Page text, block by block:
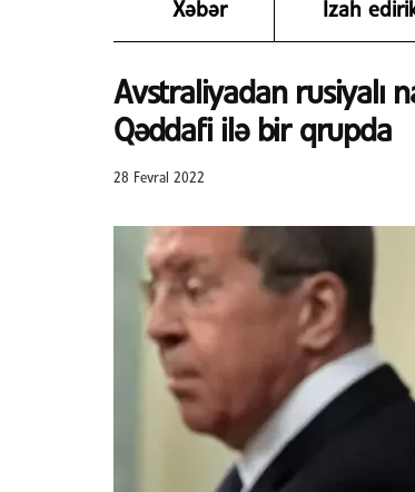
Xəbər İzah
Avstraliyadan rusiyalı
Qəddafi ilə bir qrupda
28 Fevral 2022